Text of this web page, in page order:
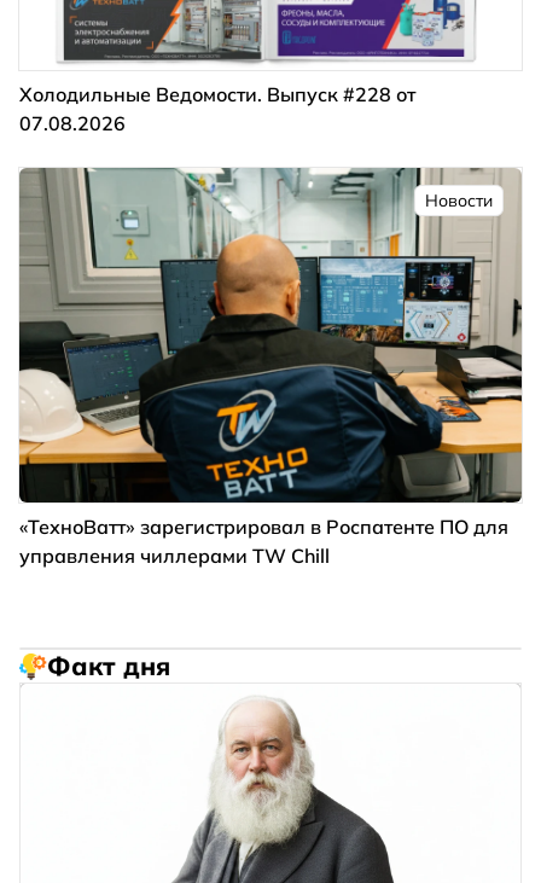
Холодильные Ведомости. Выпуск #228 от
07.08.2026
Новости
«ТехноВатт» зарегистрировал в Роспатенте ПО для
управления чиллерами TW Chill
Факт дня